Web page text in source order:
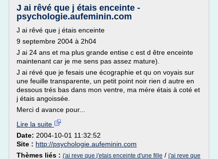
J ai rêvé que j étais enceinte -
psychologie.aufeminin.com
J ai rêvé que j étais enceinte
9 septembre 2004 à 2h04
J ai 24 ans et ma plus grande entise c est d être enceinte
maintenant car je me sens pas assez mature).
J ai révé que je fesais une écographie et qu on voyais sur
une feuille transparente, un petit point noir rien d autre en
dessous trés bas dans mon ventre, ma mére étais à coté et
j étais angoissée.
Merci d avance pour...
Lire la suite
Date: 2004-10-01 11:32:52
Site : http://psychologie.aufeminin.com
Thèmes liés : j'ai reve que j'etais enceinte d'une fille / j'ai reve que